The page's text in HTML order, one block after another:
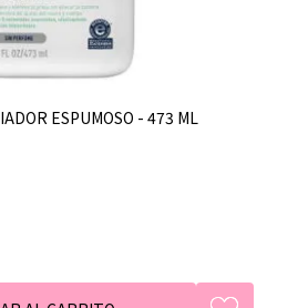
ESPUMOSO - 473 ML